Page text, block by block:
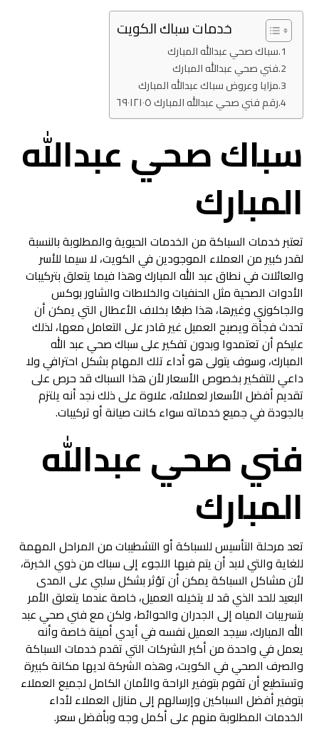
خدمات سباك الكويت
سباك صحي عبدالله المبارك
فني صحي عبدالله المبارك
مزايا وعروض سباك عبدالله المبارك
رقم فني صحي عبدالله المبارك ٦٩٠١٢١٠٥
سباك صحي عبدالله
المبارك
تعتبر خدمات السباكة من الخدمات الحيوية والمطلوبة بالنسبة
لقدر كبير من العملاء الموجودين في الكويت، لا سيما للأسر
والعائلات في نطاق عبد الله المبارك وهذا فيما يتعلق بتركيبات
الأدوات الصحية مثل الحنفيات والخلاطات والشاور بوكس
والجاكوزي وغيرها، هذا طبعًا بخلاف الأعطال التي يمكن أن
تحدث فجأة ويصبح العميل غير قادر على التعامل معها، لذلك
عليكم أن تعتمدوا وبدون تفكير على سباك صحي عبد الله
المبارك، وسوف يتولى هو أداء تلك المهام بشكل احترافي ولا
داعي للتفكير بخصوص الأسعار لأن هذا السباك قد حرص على
تقديم أفضل الأسعار لعملائه، علاوة على ذلك نجد أنه يلتزم
بالجودة في جميع خدماته سواء كانت صيانة أو تركيبات.
فني صحي عبدالله
المبارك
تعد مرحلة التأسيس للسباكة أو التشطيبات من المراحل المهمة
للغاية والتي لابد أن يتم فيها اللجوء إلى سباك من ذوي الخبرة،
لأن مشاكل السباكة يمكن أن تؤثر بشكل سلبي على المدى
البعيد للحد الذي قد لا يتخيله العميل، خاصة عندما يتعلق الأمر
بتسريبات المياه إلى الجدران والحوائط، ولكن مع فني صحي عبد
الله المبارك، سيجد العميل نفسه في أيدي أمينة خاصة وأنه
يعمل في واحدة من أكبر الشركات التي تقدم خدمات السباكة
والصرف الصحي في الكويت، وهذه الشركة لديها مكانة كبيرة
وتستطيع أن تقوم بتوفير الراحة والأمان الكامل لجميع العملاء
بتوفير أفضل السباكين وإرسالهم إلى منازل العملاء لأداء
الخدمات المطلوبة منهم على أكمل وجه وبأفضل سعر.